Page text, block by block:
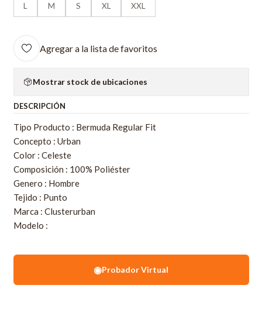
L
M S XL XXL
Agregar a la lista de favoritos
Mostrar stock de ubicaciones
DESCRIPCIÓN
Tipo Producto : Bermuda Regular Fit
Concepto : Urban
Color : Celeste
Composición : 100% Poliéster
Genero : Hombre
Tejido : Punto
Marca : Clusterurban
Modelo :
◉Probador Virtual